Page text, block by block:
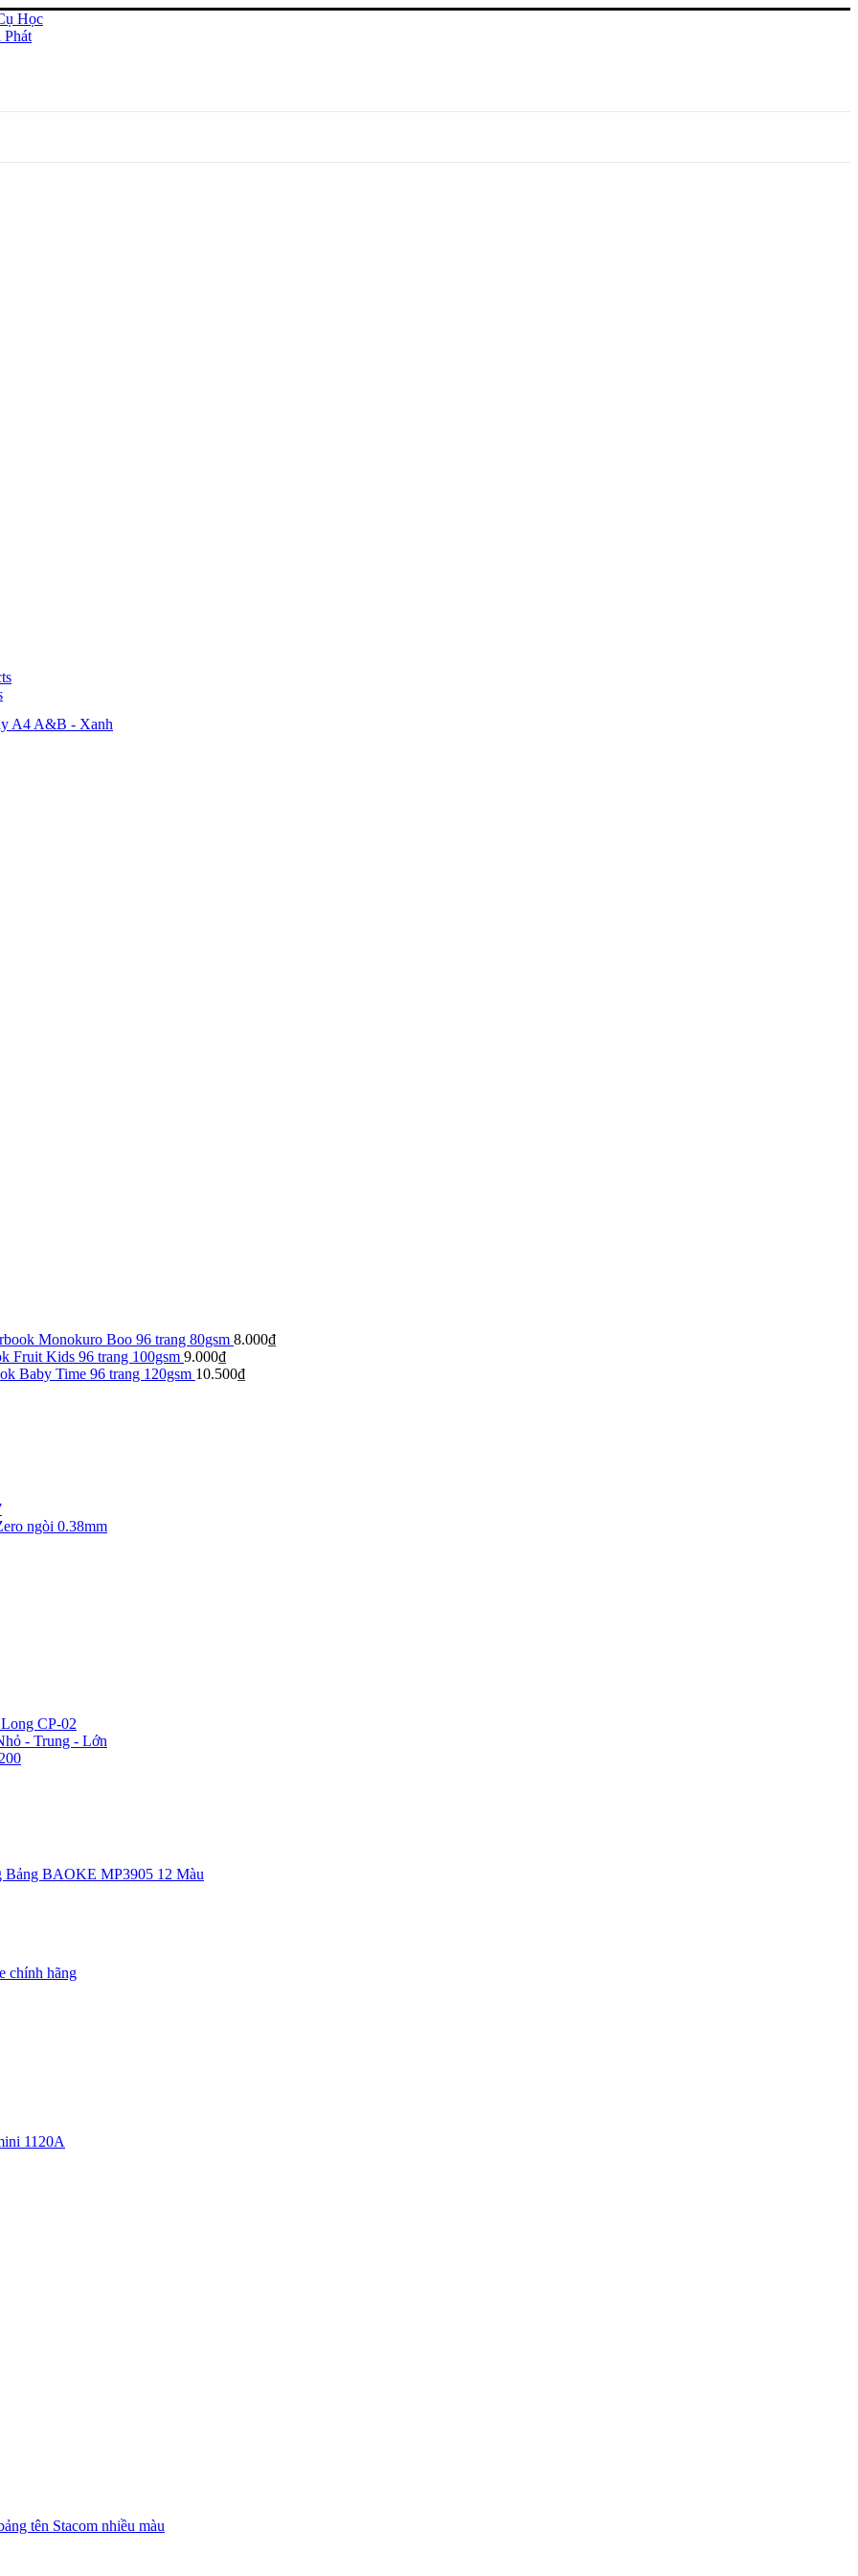
A4 A&B - Xanh
Monokuro Boo 96 trang 80gsm 8.000₫
Fruit Kids 96 trang 100gsm 9.000₫
Baby Time 96 trang 120gsm 10.500₫
ngòi 0.38mm
CP-02
- Trung - Lớn
Bảng BAOKE MP3905 12 Màu
chính hãng
1120A
tên Stacom nhiều màu